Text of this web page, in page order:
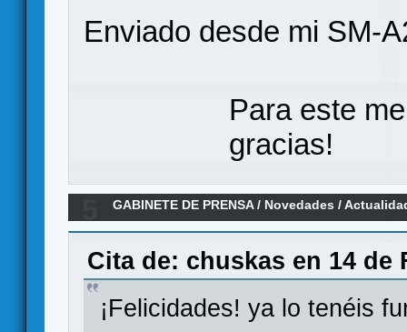
Enviado desde mi SM-
Para este
gracias!
GABINETE DE PRENSA/ Novedades /
Cita de: chuskas en 14 de
¡Felicidades! ya lo tenéis